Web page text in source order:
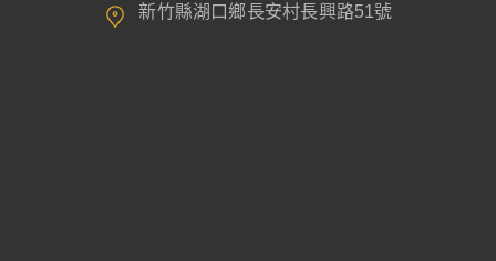
新竹縣湖口鄉長安村長興路51號